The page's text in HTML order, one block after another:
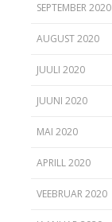
SEPTEMBER 2020
AUGUST 2020
JUULI 2020
JUUNI 2020
MAI 2020
APRILL 2020
VEEBRUAR 2020